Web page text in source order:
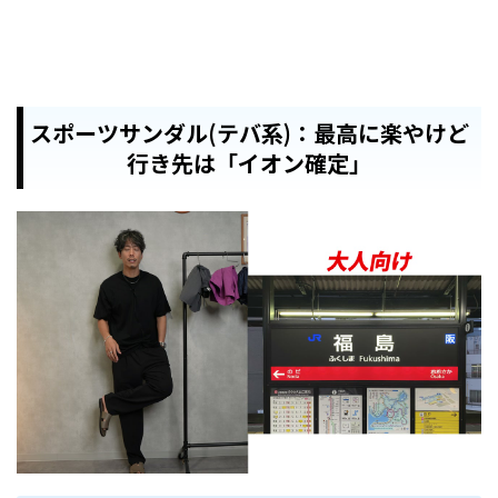
スポーツサンダル(テバ系)：最高に楽やけど
行き先は「イオン確定」